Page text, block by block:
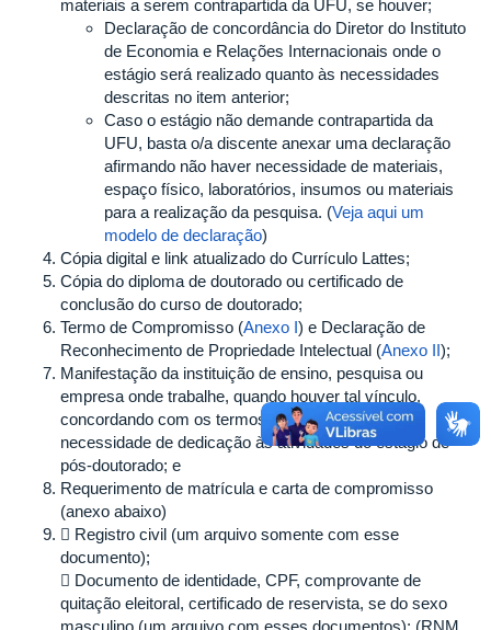
materiais a serem contrapartida da UFU, se houver;
Declaração de concordância do Diretor do Instituto
de Economia e Relações Internacionais onde o
estágio será realizado quanto às necessidades
descritas no item anterior;
Caso o estágio não demande contrapartida da
UFU, basta o/a discente anexar uma declaração
afirmando não haver necessidade de materiais,
espaço físico, laboratórios, insumos ou materiais
para a realização da pesquisa. (Veja aqui um
modelo de declaração)
Cópia digital e link atualizado do Currículo Lattes;
Cópia do diploma de doutorado ou certificado de
conclusão do curso de doutorado;
Termo de Compromisso (Anexo I) e Declaração de
Reconhecimento de Propriedade Intelectual (Anexo II);
Manifestação da instituição de ensino, pesquisa ou
empresa onde trabalhe, quando houver tal vínculo,
concordando com os termos de afastamento ou
necessidade de dedicação às atividades do estágio de
pós-doutorado; e
Requerimento de matrícula e carta de compromisso
(anexo abaixo)
 Registro civil (um arquivo somente com esse
documento);
 Documento de identidade, CPF, comprovante de
quitação eleitoral, certificado de reservista, se do sexo
masculino (um arquivo com esses documentos); (RNM,